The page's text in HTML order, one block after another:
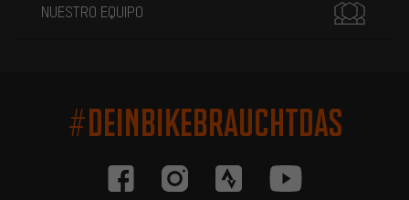
NUESTRO EQUIPO
#DEINBIKEBRAUCHTDAS